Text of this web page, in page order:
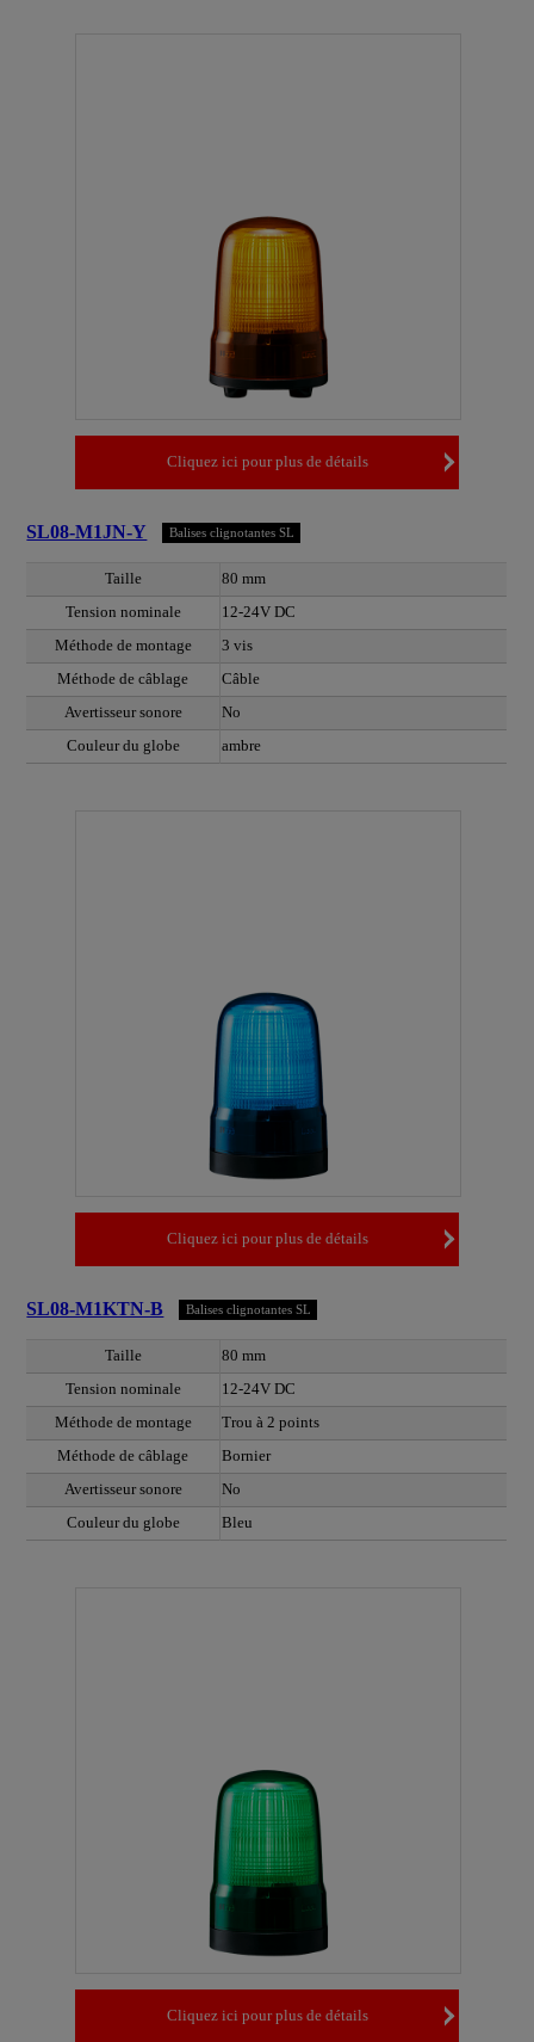
Cliquez ici pour plus de détails
SL08-M1JN-Y Balises clignotantes SL
Taille
80 mm
Tension nominale
12-24V DC
Méthode de montage
3 vis
Méthode de câblage
Câble
Avertisseur sonore
No
Couleur du globe
ambre
Cliquez ici pour plus de détails
SL08-M1KTN-B Balises clignotantes SL
Taille
80 mm
Tension nominale
12-24V DC
Méthode de montage
Trou à 2 points
Méthode de câblage
Bornier
Avertisseur sonore
No
Couleur du globe
Bleu
Cliquez ici pour plus de détails